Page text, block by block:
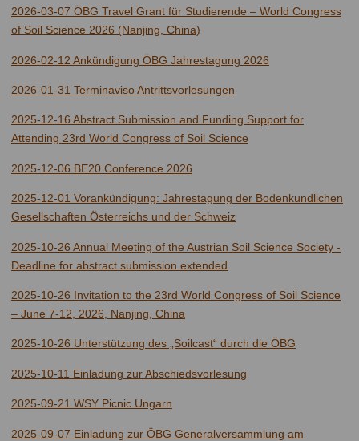
2026-03-07 ÖBG Travel Grant für Studierende – World Congress
of Soil Science 2026 (Nanjing, China)
2026-02-12 Ankündigung ÖBG Jahrestagung 2026
2026-01-31 Terminaviso Antrittsvorlesungen
2025-12-16 Abstract Submission and Funding Support for
Attending 23rd World Congress of Soil Science
2025-12-06 BE20 Conference 2026
2025-12-01 Vorankündigung: Jahrestagung der Bodenkundlichen
Gesellschaften Österreichs und der Schweiz
2025-10-26 Annual Meeting of the Austrian Soil Science Society -
Deadline for abstract submission extended
2025-10-26 Invitation to the 23rd World Congress of Soil Science
– June 7-12, 2026, Nanjing, China
2025-10-26 Unterstützung des „Soilcast“ durch die ÖBG
2025-10-11 Einladung zur Abschiedsvorlesung
2025-09-21 WSY Picnic Ungarn
2025-09-07 Einladung zur ÖBG Generalversammlung am